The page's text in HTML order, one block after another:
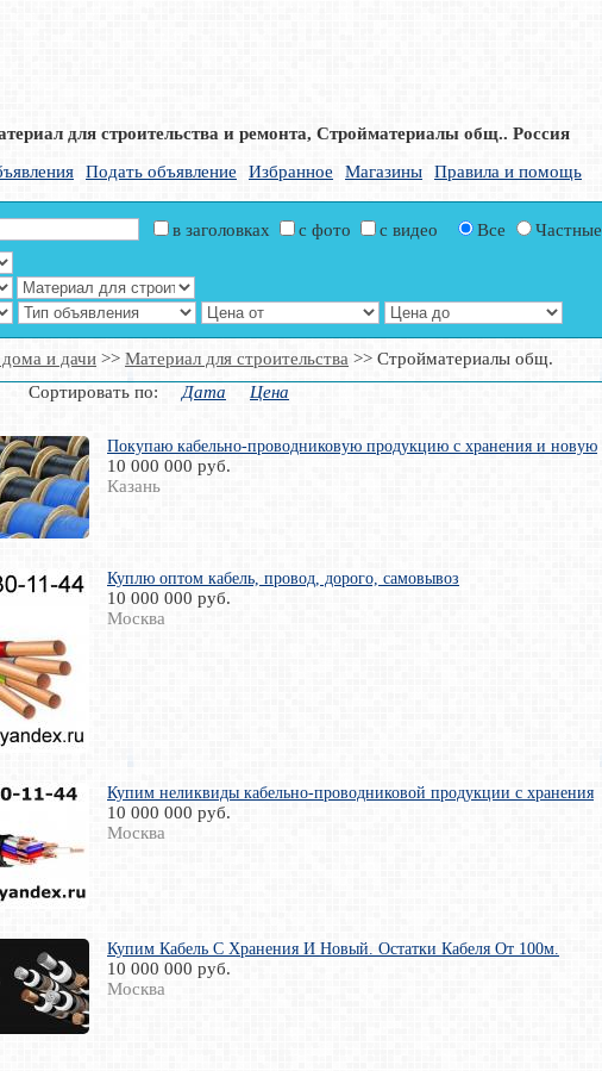
для строительства и ремонта, Стройматериалы общ.. Россия
Подать объявление Избранное Магазины Правила и помощь
в заголовках с фото Все Частные
и дачи >> Материал для строительства >> Стройматериалы общ.
Сортировать по: Дата Цена
Покупаю кабельно-проводниковую продукцию с хранения и новую
10 000 000 руб.
Казань
Куплю оптом кабель, провод, дорого, самовывоз
10 000 000 руб.
Москва
Купим неликвиды кабельно-проводниковой продукции с хранения
10 000 000 руб.
Москва
Купим Кабель С Хранения И Новый. Остатки Кабеля От 100м.
10 000 000 руб.
Москва